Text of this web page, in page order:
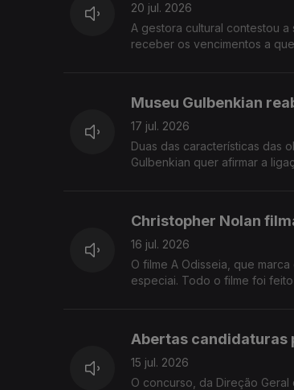
20 jul. 2026
A gestora cultural contestou
receber os vencimentos a
Museu Gulbenkian
17 jul. 2026
Duas das características das
Gulbenkian quer afirmar a
Christopher Nolan
16 jul. 2026
O filme A Odisseia, que
especiai. Todo o filme foi
Abertas candidaturas
15 jul. 2026
O concurso, da Direção